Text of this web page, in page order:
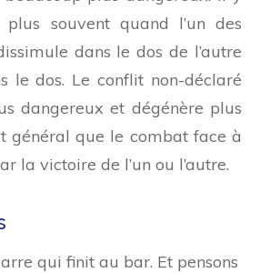
souvent quand l’un des
dans le dos de l’autre
le dos. Le conflit non-déclaré
dangereux et dégénère plus
général que le combat face à
la victoire de l’un ou l’autre.
qui finit au bar. Et pensons